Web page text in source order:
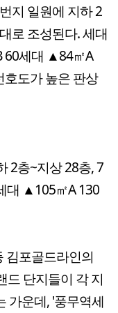
지 일원에 지하 2
로 조성된다. 세대
60세대 ▲84㎡A
도가 높은 판상
2층~지상 28층, 7
대 ▲105㎡A 130
김포골드라인의
드 단지들이 각 지
가운데, '풍무역세